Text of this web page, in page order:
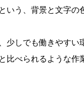
いう、背景と文字
少しでも働きやす
べられるような作